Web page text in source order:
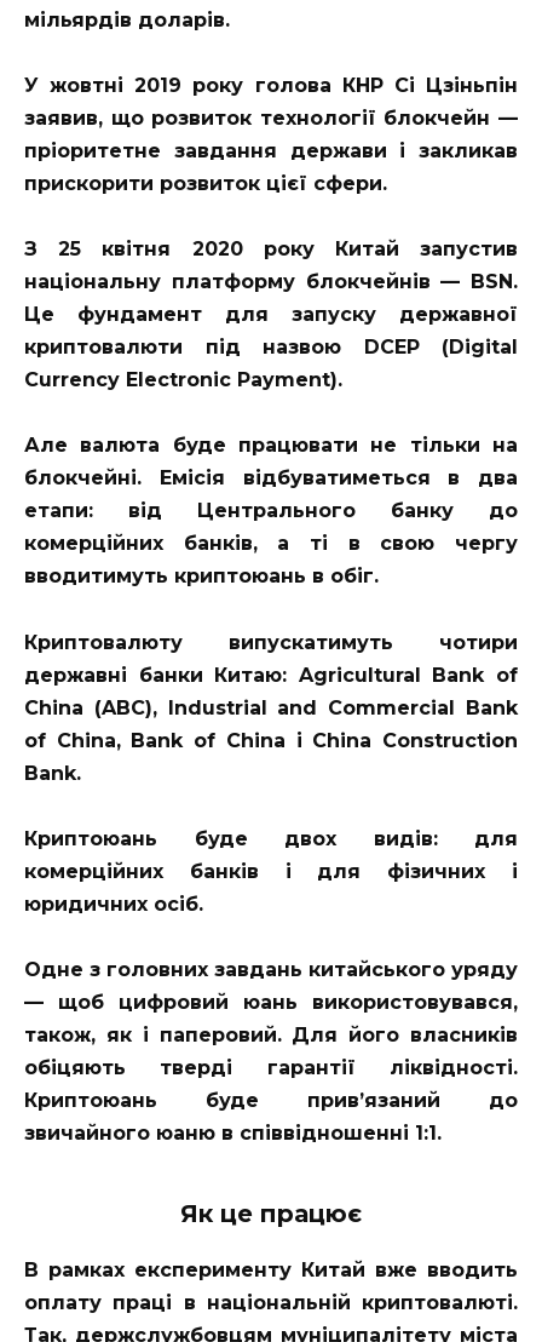
мільярдів доларів.
У жовтні 2019 року голова КНР Сі Цзіньпін
заявив, що розвиток технології блокчейн —
пріоритетне завдання держави і закликав
прискорити розвиток цієї сфери.
З 25 квітня 2020 року Китай запустив
національну платформу блокчейнів — BSN.
Це фундамент для запуску державної
криптовалюти під назвою DCEP (Digital
Currency Electronic Payment).
Але валюта буде працювати не тільки на
блокчейні. Емісія відбуватиметься в два
етапи: від Центрального банку до
комерційних банків, а ті в свою чергу
вводитимуть криптоюань в обіг.
Криптовалюту випускатимуть чотири
державні банки Китаю: Agricultural Bank of
China (ABC), Industrial and Commercial Bank
of China, Bank of China і China Construction
Bank.
Криптоюань буде двох видів: для
комерційних банків і для фізичних і
юридичних осіб.
Одне з головних завдань китайського уряду
— щоб цифровий юань використовувався,
також, як і паперовий. Для його власників
обіцяють тверді гарантії ліквідності.
Криптоюань буде прив’язаний до
звичайного юаню в співвідношенні 1:1.
Як це працює
В рамках експерименту Китай вже вводить
оплату праці в національній криптовалюті.
Так, держслужбовцям муніципалітету міста